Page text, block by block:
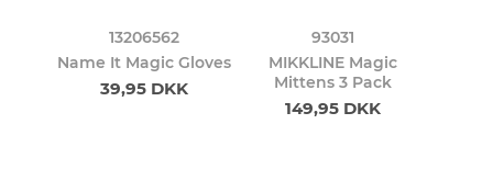
13206562
Name It Magic Gloves
39,95 DKK
93031
MIKKLINE Magic
Mittens 3 Pack
149,95 DKK